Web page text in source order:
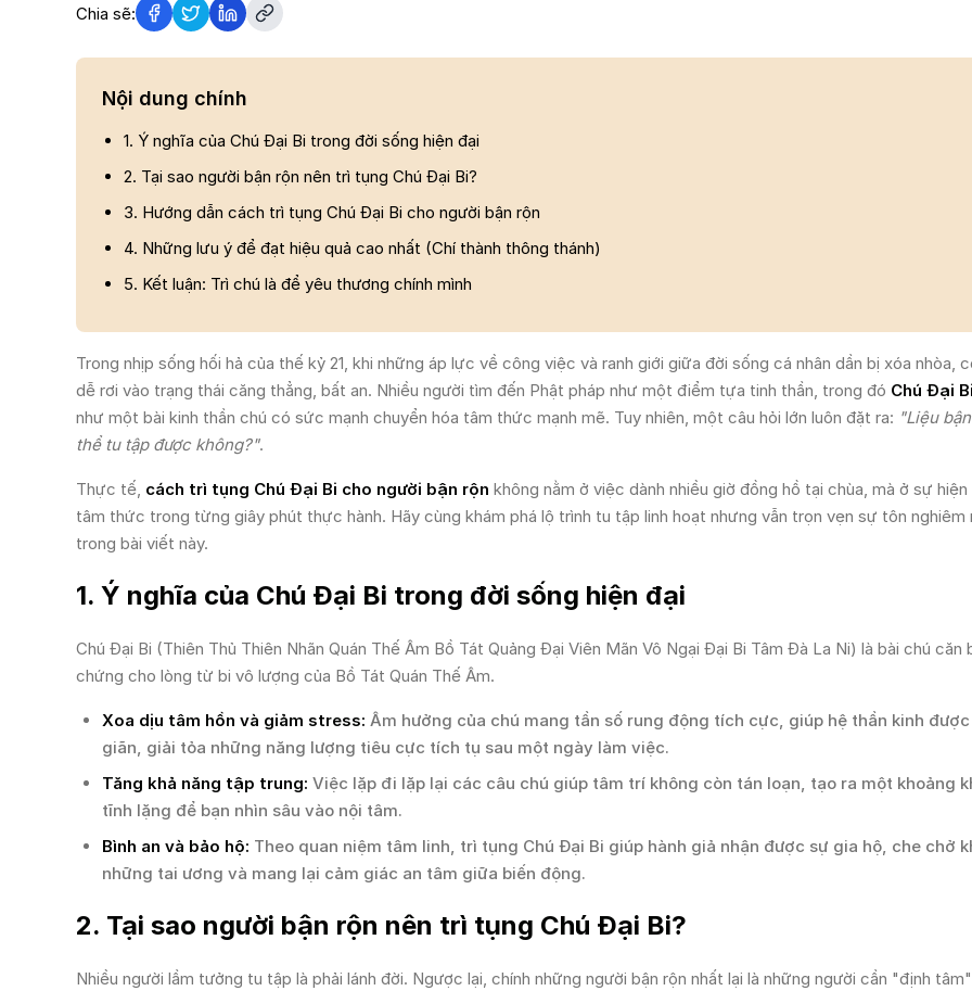
Chia sẽ:
Nội dung chính
1. Ý nghĩa của Chú Đại Bi trong đời sống hiện đại
2. Tại sao người bận rộn nên trì tụng Chú Đại Bi?
3. Hướng dẫn cách trì tụng Chú Đại Bi cho người bận rộn
4. Những lưu ý để đạt hiệu quả cao nhất (Chí thành thông thánh)
5. Kết luận: Trì chú là để yêu thương chính mình
Trong nhịp sống hối hả của thế kỷ 21, khi những áp lực về công việc và ranh giới giữa đời sống cá nhân dần bị xóa nhòa,
dễ rơi vào trạng thái căng thẳng, bất an. Nhiều người tìm đến Phật pháp như một điểm tựa tinh thần, trong đó Chú Đại
như một bài kinh thần chú có sức mạnh chuyển hóa tâm thức mạnh mẽ. Tuy nhiên, một câu hỏi lớn luôn đặt ra: "Liệu
thể tu tập được không?".
Thực tế, cách trì tụng Chú Đại Bi cho người bận rộn không nằm ở việc dành nhiều giờ đồng hồ tại chùa, mà ở sự
tâm thức trong từng giây phút thực hành. Hãy cùng khám phá lộ trình tu tập linh hoạt nhưng vẫn trọn vẹn sự tôn nghiêm
trong bài viết này.
1. Ý nghĩa của Chú Đại Bi trong đời sống hiện đại
Chú Đại Bi (Thiên Thủ Thiên Nhãn Quán Thế Âm Bồ Tát Quảng Đại Viên Mãn Vô Ngại Đại Bi Tâm Đà La Ni) là bài chú căn
chứng cho lòng từ bi vô lượng của Bồ Tát Quán Thế Âm.
Xoa dịu tâm hồn và giảm stress: Âm hưởng của chú mang tần số rung động tích cực, giúp hệ thần kinh
giãn, giải tỏa những năng lượng tiêu cực tích tụ sau một ngày làm việc.
Tăng khả năng tập trung: Việc lặp đi lặp lại các câu chú giúp tâm trí không còn tán loạn, tạo ra một khoảng
tĩnh lặng để bạn nhìn sâu vào nội tâm.
Bình an và bảo hộ: Theo quan niệm tâm linh, trì tụng Chú Đại Bi giúp hành giả nhận được sự gia hộ, che chở
những tai ương và mang lại cảm giác an tâm giữa biến động.
2. Tại sao người bận rộn nên trì tụng Chú Đại Bi?
Nhiều người lầm tưởng tu tập là phải lánh đời. Ngược lại, chính những người bận rộn nhất lại là những người cần "định